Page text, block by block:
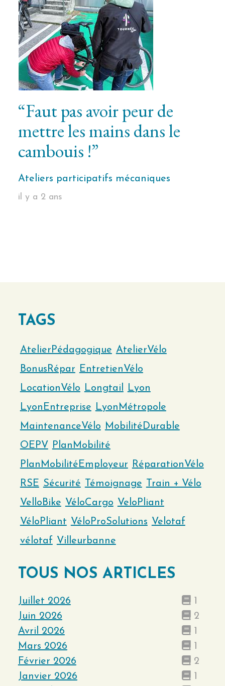
“Faut pas avoir peur de
mettre les mains dans le
cambouis !”
Ateliers participatifs mécaniques
il y a 2 ans
TAGS
AtelierPédagogique AtelierVélo
BonusRépar EntretienVélo
LocationVélo Longtail Lyon
LyonEntreprise LyonMétropole
MaintenanceVélo MobilitéDurable
OEPV PlanMobilité
PlanMobilitéEmployeur RéparationVélo
RSE Sécurité Témoignage
Train + Vélo
VelloBike VéloCargo VeloPliant
VéloPliant VéloProSolutions Velotaf
vélotaf Villeurbanne
TOUS NOS ARTICLES
Juillet 2026
1
Juin 2026
2
Avril 2026
1
Mars 2026
1
Février 2026
2
Janvier 2026
1